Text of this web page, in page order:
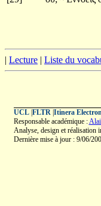
| Lecture | Liste du
UCL| FLTR| Itinera
Responsable académique :
Analyse, design et réalisation
Dernière mise à jour : 9/06/